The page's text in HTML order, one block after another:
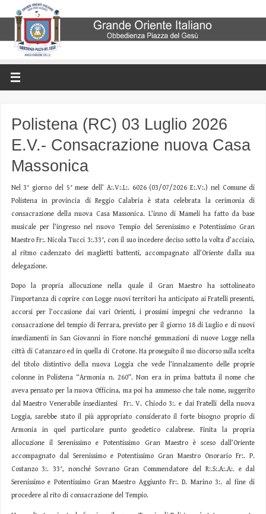
Polistena (RC) 03 Luglio 2026
E.V.- Consacrazione nuova Casa
Massonica
Nel 3° giorno del 5° mese dell’ A:.V:.L:. 6026 (03/07/2026 E:.V:.) nel Comune di
Polistena in provincia di Reggio Calabria è stata celebrata la cerimonia di
consacrazione della nuova Casa Massonica. L’inno di Mameli ha fatto da base
musicale per l’ingresso nel nuovo Tempio del Serenissimo e Potentissimo Gran
Maestro Fr:. Nicola Tucci 3:.33°, con il suo incedere deciso sotto la volta d’acciaio,
al ritmo cadenzato dei maglietti battenti, accompagnato all’Oriente dalla sua
delegazione.
Dopo la propria allocuzione nella quale il Gran Maestro ha sottolineato
l’importanza di coprire con Logge nuovi territori ha anticipato ai Fratelli presenti,
accorsi per l’occasione dai vari Orienti, i prossimi impegni che vedranno la
consacrazione del tempio di Ferrara, previsto per il giorno 18 di Luglio e di nuovi
insediamenti in San Giovanni in Fiore nonché gemmazioni di nuove Logge nella
città di Catanzaro ed in quella di Crotone. Ha proseguito il suo discorso sulla scelta
del titolo distintivo della nuova Loggia che vede l’innalzamento delle proprie
colonne in Polistena “Armonia n. 260”. Non era in prima battuta il nome che
aveva pensato per la nuova Officina, ma poi ha ammesso che tale nome, suggerito
dal Maestro Venerabile insediantesi Fr:. V. Chiodo 3:. e dai Fratelli della nuova
Loggia, sarebbe stato il più appropriato considerato il forte bisogno proprio di
Armonia in quel particolare punto geodetico calabrese. Finita la propria
allocuzione il Serenissimo e Potentissimo Gran Maestro è sceso dall’Oriente
accompagnato dal Serenissimo e Potentissimo Gran Maestro Onorario Fr:. P.
Costanzo 3:. 33°, nonché Sovrano Gran Commendatore del R:.S:.A:.A:. e dal
Serenissimo e Potentissimo Gran Maestro Aggiunto Fr:. D. Marino 3:. al fine di
procedere al rito di consacrazione del Tempio.